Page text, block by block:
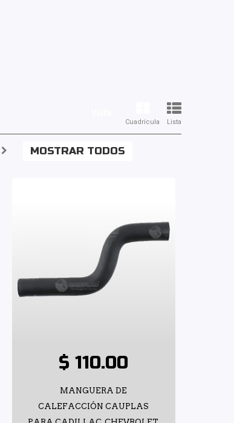
Cuadrícula Lista
MOSTRAR TODOS
$ 110.00
MANGUERA DE
CALEFACCIÓN CAUPLAS